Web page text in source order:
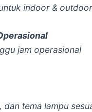
indoor &
jam operasional
tema lampu